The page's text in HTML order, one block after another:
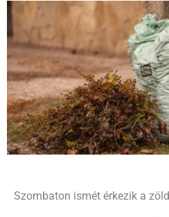
Szombaton ismét érkezik a